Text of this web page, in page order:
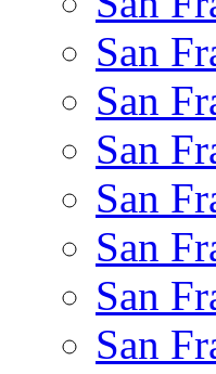
San
San
San
San
San
San
San